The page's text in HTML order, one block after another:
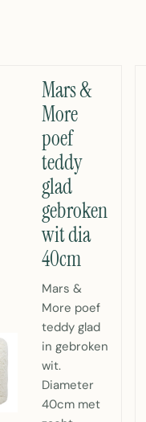
Mars &
More
poef
teddy
glad
gebroken
wit dia
40cm
Mars &
More poef
teddy glad
in gebroken
wit.
Diameter
40cm met